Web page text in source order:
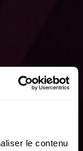
le contenu